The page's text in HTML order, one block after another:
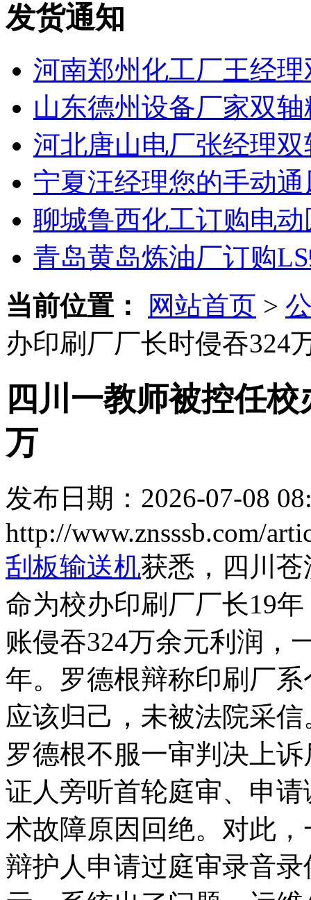
发货通知
河南郑州化工厂王经
山东德州设备厂家双
河北唐山电厂张经理
宁夏汪经理您的手动
聊城鲁西化工订购电
青岛黄岛炼油厂订购
当前位置：
网站首页 >
办印刷厂厂长时侵吞324
四川一教师被控任
万
发布日期：2026-07-08
http://www.znsssb.com/
刮板输送机获悉，四川
命为校办印刷厂厂长19
账侵吞324万余元利润，
年。罗德根辩称印刷厂
应该归己，未被法院采信
罗德根不服一审判决上
证人旁听首轮庭审、申
术故障原因回绝。对此
辩护人申请过庭审录音